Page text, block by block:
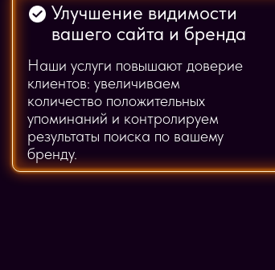
Наши услуги повышают доверие
клиентов: увеличиваем
количество положительных
упоминаний и контролируем
результаты поиска по вашему
бренду.
Улучшение видимости
вашего сайта и бренда